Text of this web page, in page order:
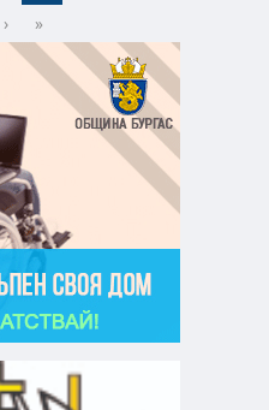
› »